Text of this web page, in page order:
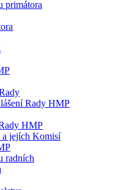
primátora
Rady HMP
HMP
a jejích Komisí
radních